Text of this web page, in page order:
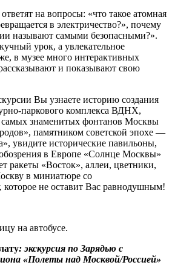
ответят на вопросы: «что такое атомная
в электричество?», почему
называют самыми безопасными?».
урок, а увлекательное
в музее много интерактивных
и показывают свою
Вы узнаете историю создания
паркового комплекса ВДНХ,
самых знаменитых фонтанов Москвы
памятником советской эпохе —
увидите исторические павильоны,
в Европе «Солнце Москвы»
ракеты «Восток», аллеи, цветники,
в миниатюре со
которое не оставит Вас равнодушным!
на автобусе.
: экскурсия по Зарядью с
«Полеты над Москвой/Россией»